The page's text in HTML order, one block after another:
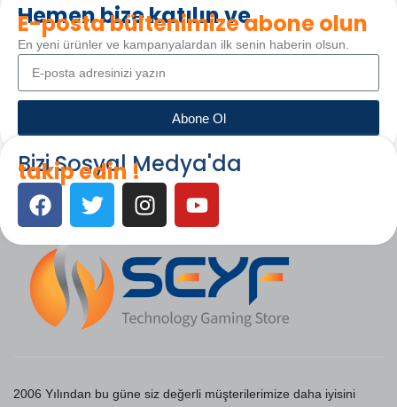
Hemen bize katılın ve
E-posta bültenimize abone olun
En yeni ürünler ve kampanyalardan ilk senin haberin olsun.
Abone Ol
Bizi Sosyal Medya'da
takip edin !
2006 Yılından bu güne siz değerli müşterilerimize daha iyisini